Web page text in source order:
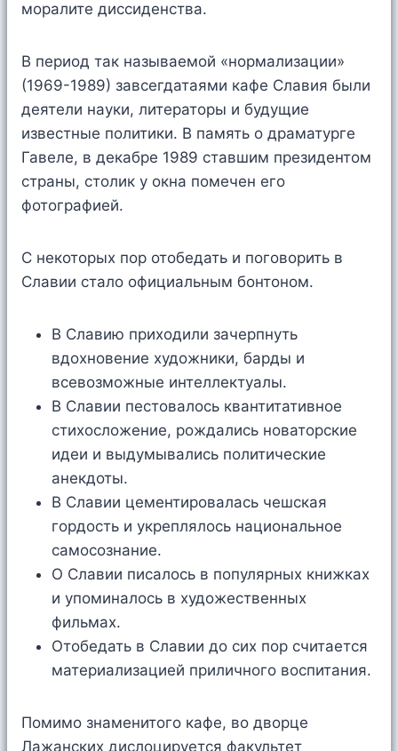
моралите диссиденства.
В период так называемой «нормализации»
(1969-1989) завсегдатаями кафе Славия были
деятели науки, литераторы и будущие
известные политики. В память о драматурге
Гавеле, в декабре 1989 ставшим президентом
страны, столик у окна помечен его
фотографией.
С некоторых пор отобедать и поговорить в
Славии стало официальным бонтоном.
В Славию приходили зачерпнуть
вдохновение художники, барды и
всевозможные интеллектуалы.
В Славии пестовалось квантитативное
стихосложение, рождались новаторские
идеи и выдумывались политические
анекдоты.
В Славии цементировалась чешская
гордость и укреплялось национальное
самосознание.
О Славии писалось в популярных книжках
и упоминалось в художественных
фильмах.
Отобедать в Славии до сих пор считается
материализацией приличного воспитания.
Помимо знаменитого кафе, во дворце
Лажанских дислоцируется факультет